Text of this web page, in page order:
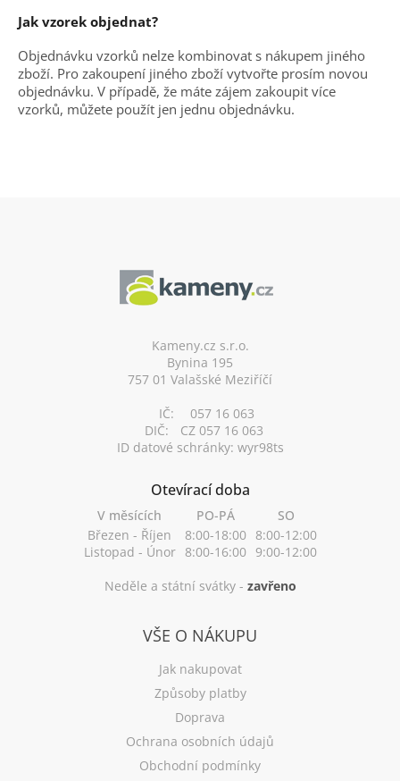
Jak vzorek objednat?
Objednávku vzorků nelze kombinovat s nákupem jiného
zboží. Pro zakoupení jiného zboží vytvořte prosím novou
objednávku. V případě, že máte zájem zakoupit více
vzorků, můžete použít jen jednu objednávku.
Kameny.cz s.r.o.
Bynina 195
757 01 Valašské Meziříčí
IČ:
057 16 063
DIČ:
CZ 057 16 063
ID datové schránky: wyr98ts
Otevírací doba
V měsících PO-PÁ
SO
Březen - Říjen
8:00-18:00 8:00-12:00
Listopad - Únor 8:00-16:00 9:00-12:00
Neděle a státní svátky - zavřeno
VŠE O NÁKUPU
Jak nakupovat
Způsoby platby
Doprava
Ochrana osobních údajů
Obchodní podmínky